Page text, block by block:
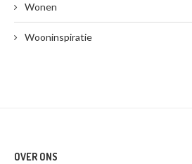
Wonen
Wooninspiratie
OVER ONS